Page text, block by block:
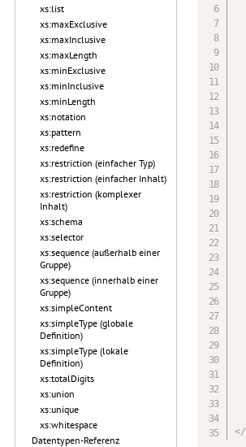
xs:list
xs:maxExclusive
xs:maxInclusive
xs:maxLength
xs:minExclusive
xs:minInclusive
xs:minLength
xs:notation
xs:pattern
xs:redefine
xs:restriction (einfacher Typ)
xs:restriction (einfacher Inhalt)
xs:restriction (komplexer
Inhalt)
xs:schema
xs:selector
xs:sequence (außerhalb einer
Gruppe)
xs:sequence (innerhalb einer
Gruppe)
xs:simpleContent
xs:simpleType (globale
Definition)
xs:simpleType (lokale
Definition)
xs:totalDigits
xs:union
xs:unique
xs:whitespace
Datentypen-Referenz
</